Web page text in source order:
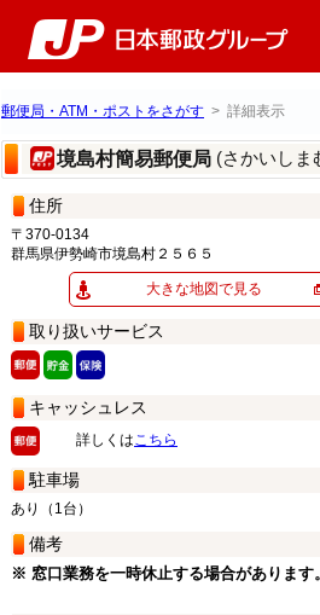
郵便局・ATM・ポストをさがす > 詳細表示
境島村簡易郵便局 (さかいしま
住所
〒370-0134
群馬県伊勢崎市境島村２５６５
大きな地図で見る
取り扱いサービス
キャッシュレス
詳しくはこちら
駐車場
あり（1台）
備考
※ 窓口業務を一時休止する場合があります。